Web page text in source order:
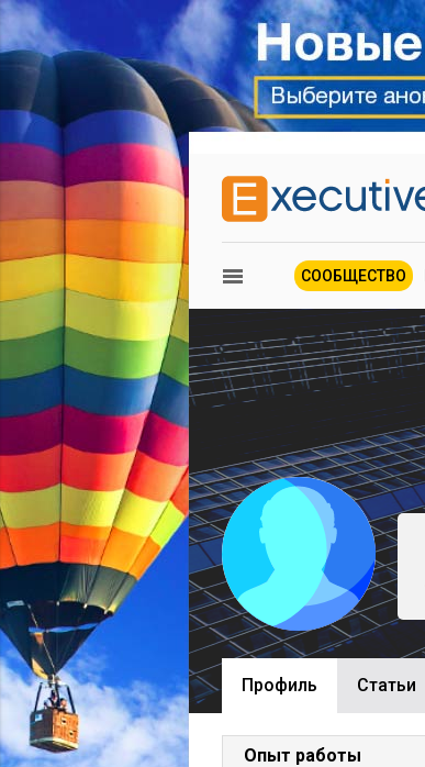
СООБЩЕСТВО
Профиль Cтатьи
Опыт работы